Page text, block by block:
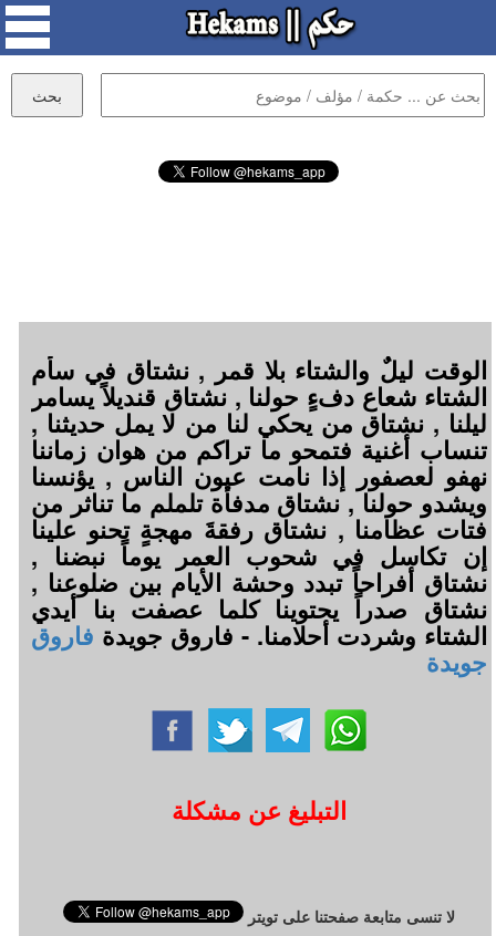
الوقت ليلٌ والشتاء بلا قمر , نشتاق في سأم
الشتاء شعاع دفءٍ حولنا , نشتاق قنديلاً يسامر
ليلنا , نشتاق من يحكي لنا من لا يمل حديثنا ,
تنساب أغنية فتمحو ما تراكم من هوان زماننا
نهفو لعصفور إذا نامت عيون الناس , يؤنسنا
ويشدو حولنا , نشتاق مدفأة تلملم ما تناثر من
فتات عظامنا , نشتاق رفقةَ مهجةٍ تحنو علينا
إن تكاسل في شحوب العمر يوماً نبضنا ,
نشتاق أفراحاً تبدد وحشة الأيام بين ضلوعنا ,
نشتاق صدراً يحتوينا كلما عصفت بنا أيدي
الشتاء وشردت أحلامنا. - فاروق جويدة فاروق
جويدة
التبليغ عن مشكلة
لا تنسى متابعة صفحتنا على تويتر